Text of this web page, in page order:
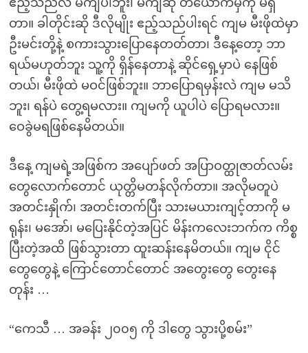
ဧည့်သည်လဲ မကျပါဘူး၊ မကျဆို တယောက်မှကို မရှိ
တာ။ ခါတိုင်းဆို ဒီလိုမျိုး ဧည့်သည်ပါးရင် ကျမ မီးဖိုထဲမှာ
ဦးမင်းတို့နဲ့ စကားသွားပြောနေတတ်တာ၊ ဒီနေ့တော့ ဘာ
ရယ်မဟုတ်ဘူး သူ့ကို ရှိန်နေတာနဲ့ ဆိုင်ရှေ့မှာပဲ နေဖြစ်
တယ်၊ မီးဖိုထဲ မဝင်ဖြစ်ဘူး။ ဘာပြောရမှန်းလဲ ကျမ မသိ
ဘူး၊ ရန်ပဲ တွေ့ရမလား။ ကျမကို ယူပါပဲ ပြောရမလား။
ဝေခွဲမရဖြစ်နေမိတယ်။
ဒီနေ့ ကျမရဲ့အဖြစ်က အပျော်ဖတ် အပြာဝတ္ထုဇာတ်လမ်း
တွေလောက်တောင် ယုတ္တိမတန်လိုက်တာ။ အလိုမတူပဲ
အတင်းနှိုက်၊ အတင်းတက်ပြီး သားမယားကျင့်တာကို မ
ရုန်း၊ မအော်၊ မပြေးနိုင်တဲ့အပြင် မိန်းကလေးဘက်က ကိစ္စ
ပြီးတဲ့အထိ ဖြစ်သွားတာ ထူးဆန်းနေမိတယ်။ ကျမ ငိုင်
တွေတွေနဲ့ ကြောင်တောင်တောင် အတွေးတွေ တွေးနေ
တုန်း …
“ကေသီ … အခန်း ၂၀၀၅ ကို ဒါတွေ သွားပို့စမ်း”